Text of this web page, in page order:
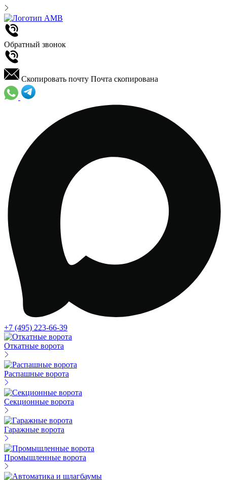
Обратный звонок
Скопировать почту Почта скопирована
+7 (495) 223-66-39
Откатные ворота
Распашные ворота
Секционные ворота
Гаражные ворота
Промышленные ворота